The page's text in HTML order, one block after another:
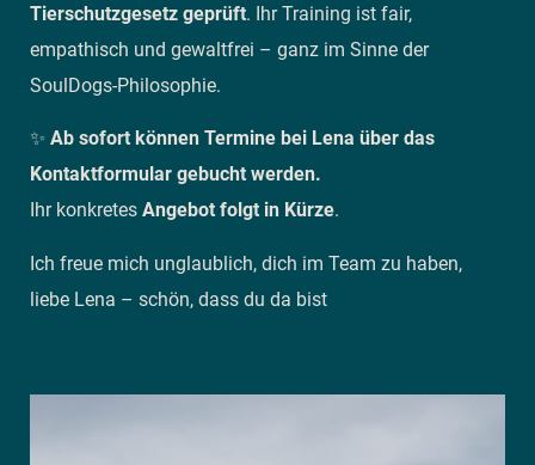
Tierschutzgesetz geprüft. Ihr Training ist fair,
empathisch und gewaltfrei – ganz im Sinne der
SoulDogs-Philosophie.
✨ Ab sofort können Termine bei Lena über das
Kontaktformular gebucht werden.
Ihr konkretes Angebot folgt in Kürze.
Ich freue mich unglaublich, dich im Team zu haben,
liebe Lena – schön, dass du da bist